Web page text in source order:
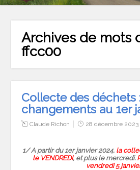
Archives de mots
ffcc00
Collecte des déchets
changements au 1er
Claude Richon 28 décembre 2023
1/ A partir du 1er janvier 2024, la
le VENDREDI, et plus le mercredi.
vendredi 5